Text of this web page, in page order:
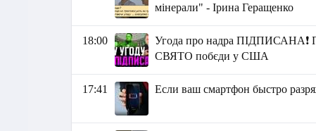
мінерали" - Ірина Геращенко
18:00
Угода про надра ПІДПИСАНА❗
СВЯТО побєди у США
17:41 Если ваш смартфон быстро